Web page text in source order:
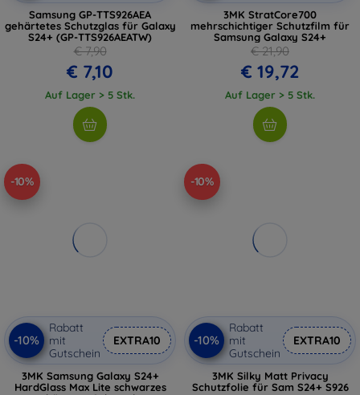
Samsung GP-TTS926AEA
gehärtetes Schutzglas für Galaxy
S24+ (GP-TTS926AEATW)
€ 7,90
€ 7,10
Auf Lager > 5 Stk.
3MK StratCore700
mehrschichtiger Schutzfilm für
Samsung Galaxy S24+
€ 21,90
€ 19,72
Auf Lager > 5 Stk.
-10%
-10%
Rabatt
mit
Gutschein
EXTRA10
3MK Samsung Galaxy S24+
HardGlass Max Lite schwarzes
-10%
-10%
Rabatt
mit
Gutschein
EXTRA10
3MK Silky Matt Privacy
Schutzfolie für Sam S24+ S926